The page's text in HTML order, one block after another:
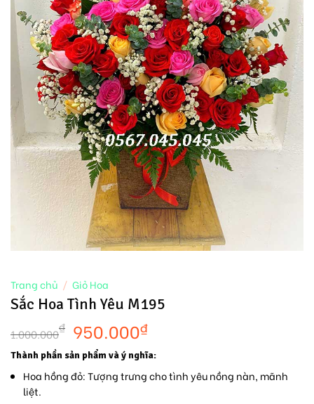
Trang chủ / Giỏ Hoa
Sắc Hoa Tình Yêu M195
1.000.000₫ 950.000₫
Thành phần sản phẩm và ý nghĩa:
Hoa hồng đỏ: Tượng trưng cho tình yêu nồng nàn, mãnh
liệt.